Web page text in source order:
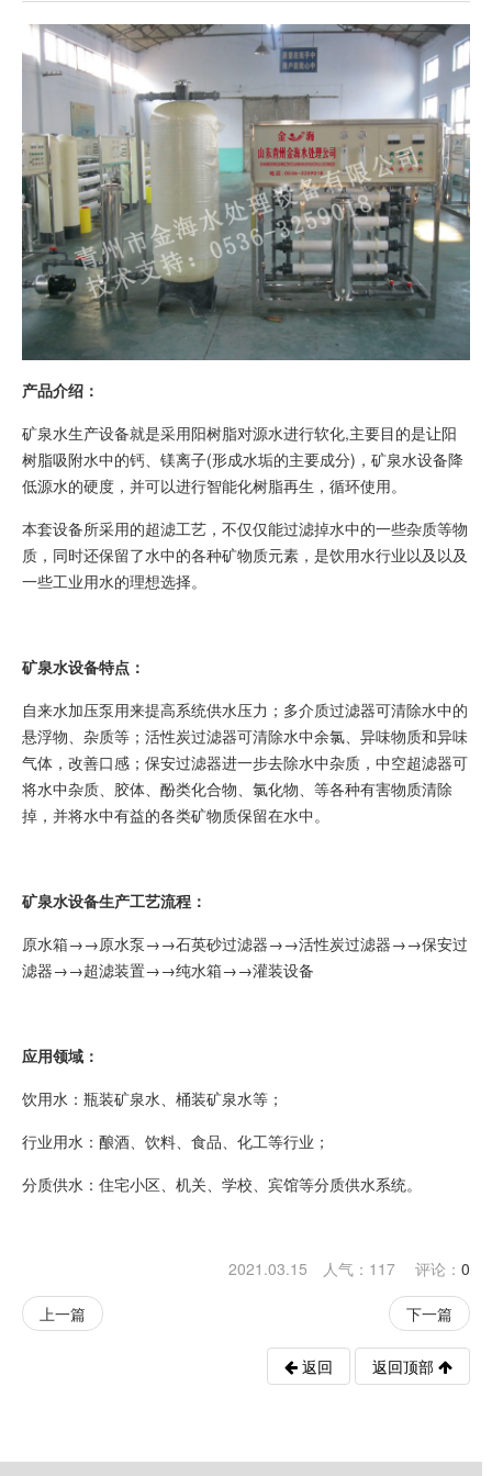
1 2 3
产品介绍：
矿泉水生产设备就是采用阳树脂对源水进行软化,主要目的是让阳
树脂吸附水中的钙、镁离子(形成水垢的主要成分)，矿泉水设备降
低源水的硬度，并可以进行智能化树脂再生，循环使用。
本套设备所采用的超滤工艺，不仅仅能过滤掉水中的一些杂质等物
质，同时还保留了水中的各种矿物质元素，是饮用水行业以及以及
一些工业用水的理想选择。
矿泉水设备特点：
自来水加压泵用来提高系统供水压力；多介质过滤器可清除水中的
悬浮物、杂质等；活性炭过滤器可清除水中余氯、异味物质和异味
气体，改善口感；保安过滤器进一步去除水中杂质，中空超滤器可
将水中杂质、胶体、酚类化合物、氯化物、等各种有害物质清除
掉，并将水中有益的各类矿物质保留在水中。
矿泉水设备生产工艺流程：
原水箱→→原水泵→→石英砂过滤器→→活性炭过滤器→→保安过
滤器→→超滤装置→→纯水箱→→灌装设备
应用领域：
饮用水：瓶装矿泉水、桶装矿泉水等；
行业用水：酿酒、饮料、食品、化工等行业；
分质供水：住宅小区、机关、学校、宾馆等分质供水系统。
2021.03.15 人气： 117 评论： 0
上一篇 下一篇
返回 返回顶部